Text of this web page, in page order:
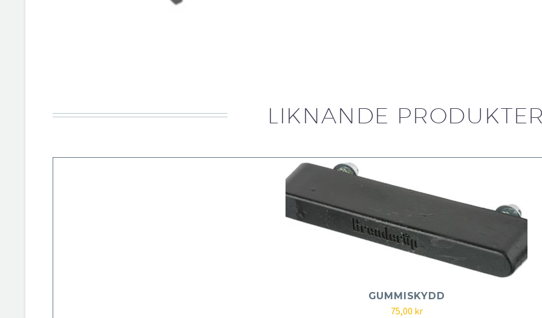
LIKNANDE
GUMMISKYDD
75,00 kr